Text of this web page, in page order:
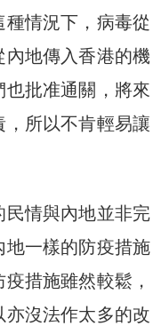
種情況下，病毒從
地傳入香港的機
批准通關，將來
所以不肯輕易讓
情與內地並非完
一樣的防疫措施
措施雖然較鬆，
沒法作太多的改